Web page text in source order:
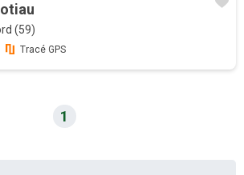
(59)
Tracé GPS
1
de Sentiers en
l'abonnement
hors-connexion sur